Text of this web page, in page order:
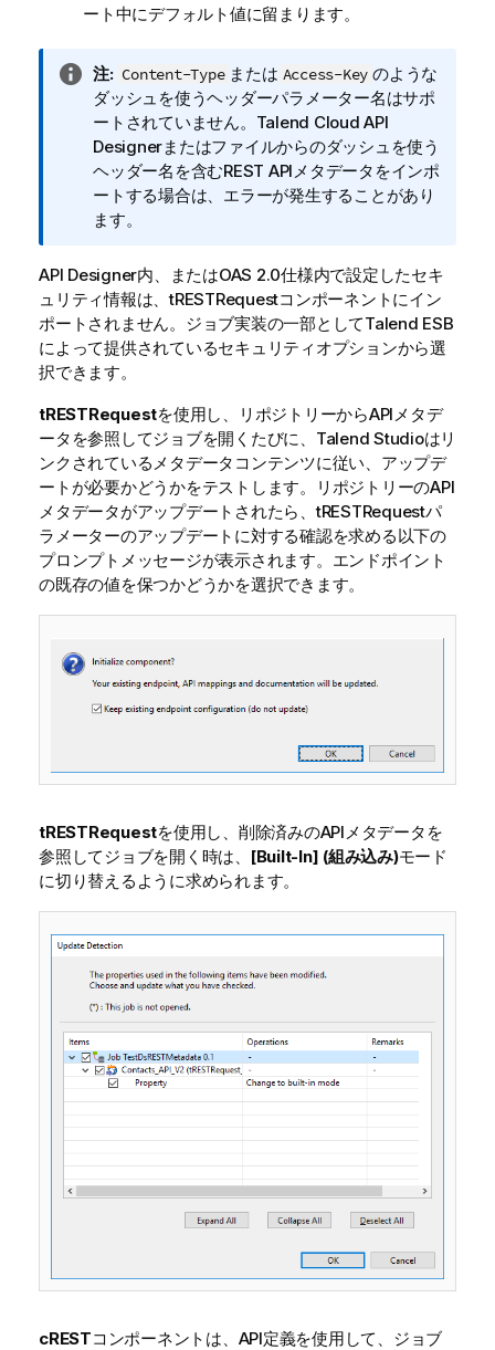
ート中にデフォルト値に留まります。
情
報
メ
モ
注: Content-Type または Access-Key のような
ダッシュを使うヘッダーパラメーター名はサポ
ートされていません。 Talend Cloud API
Designerまたはファイルからのダッシュを使う
ヘッダー名を含むREST APIメタデータをインポ
ートする場合は、エラーが発生することがあり
ます。
API Designer内、またはOAS 2.0仕様内で設定したセキ
ュリティ情報は、tRESTRequestコンポーネントにイン
ポートされません。ジョブ実装の一部としてTalend ESB
によって提供されているセキュリティオプションから選
択できます。
tRESTRequestを使用し、リポジトリーからAPIメタデ
ータを参照してジョブを開くたびに、 Talend Studioはリ
ンクされているメタデータコンテンツに従い、アップデ
ートが必要かどうかをテストします。リポジトリーのAPI
メタデータがアップデートされたら、tRESTRequestパ
ラメーターのアップデートに対する確認を求める以下の
プロンプトメッセージが表示されます。エンドポイント
の既存の値を保つかどうかを選択できます。
tRESTRequestを使用し、削除済みのAPIメタデータを
参照してジョブを開く時は、 [Built-In] (組み込み)モード
に切り替えるように求められます。
cRESTコンポーネントは、API定義を使用して、ジョブ